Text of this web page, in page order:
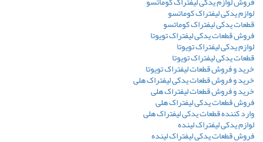
لوازم یدکی لیفتراک کوماتسو
قطعات یدکی لیفتراک کوماتسو
فروش قطعات یدکی لیفتراک تویوتا
لوازم یدکی لیفتراک تویوتا
قطعات یدکی لیفتراک تویوتا
خرید و فروش قطعات لیفتراک تویوتا
خرید و فروش قطعات یدکی لیفتراک هلی
خرید و فروش قطعات لیفتراک هلی
فروش قطعات یدکی لیفتراک هلی
وارد کننده قطعات یدکی لیفتراک هلی
لوازم یدکی لیفتراک لینده
فروش قطعات یدکی لیفتراک لینده